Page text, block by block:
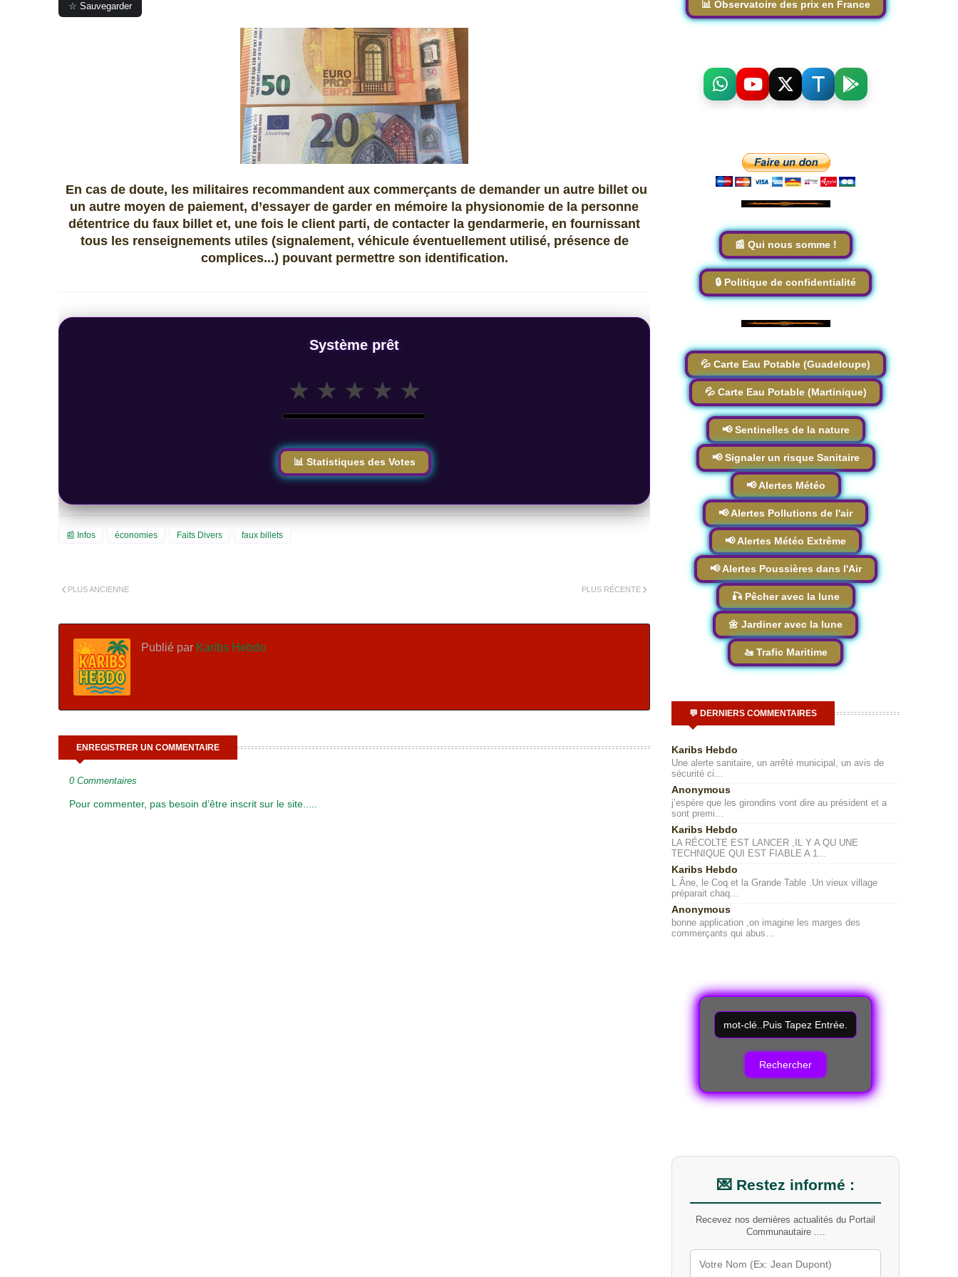
☆ Sauvegarder
En cas de doute, les militaires recommandent aux commerçants de demander un autre billet ou
un autre moyen de paiement, d’essayer de garder en mémoire la physionomie de la personne
détentrice du faux billet et, une fois le client parti, de contacter la gendarmerie, en fournissant
tous les renseignements utiles (signalement, véhicule éventuellement utilisé, présence de
complices...) pouvant permettre son identification.
Système prêt
★ ★ ★ ★ ★
📊 Statistiques des Votes
📰 Infos économies Faits Divers faux billets
PLUS RÉCENTE
PLUS ANCIENNE
Publié par Karibs Hebdo
ENREGISTRER UN COMMENTAIRE
0 Commentaires
Pour commenter, pas besoin d’être inscrit sur le site.....
📊 Observatoire des prix en France
📰 Qui nous somme !
🔒 Politique de confidentialité
💦 Carte Eau Potable (Guadeloupe)
💦 Carte Eau Potable (Martinique)
📢 Sentinelles de la nature
📢 Signaler un risque Sanitaire
📢 Alertes Météo
📢 Alertes Pollutions de l'air
📢 Alertes Météo Extrême
📢 Alertes Poussières dans l'Air
🎣 Pêcher avec la lune
🌼 Jardiner avec la lune
🚤 Trafic Maritime
💬 DERNIERS COMMENTAIRES
Karibs Hebdo
Une alerte sanitaire, un arrêté municipal, un avis de
sécurité ci…
Anonymous
j’espère que les girondins vont dire au président et a
sont premi…
Karibs Hebdo
LA RÉCOLTE EST LANCER ,IL Y A QU UNE
TECHNIQUE QUI EST FIABLE A 1…
Karibs Hebdo
L Âne, le Coq et la Grande Table .Un vieux village
préparait chaq…
Anonymous
bonne application ,on imagine les marges des
commerçants qui abus…
R
e
c
m
o
t
-
l
é
💌 Restez informé :
Recevez nos dernières actualités du Portail
Communautaire ....